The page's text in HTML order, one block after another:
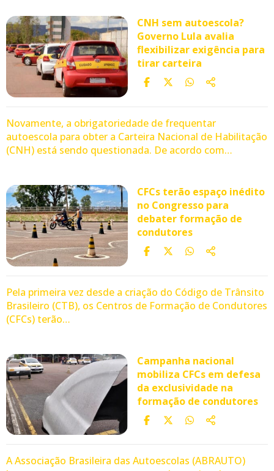
CNH sem autoescola?
Governo Lula avalia
flexibilizar exigência para
tirar carteira
Novamente, a obrigatoriedade de frequentar
autoescola para obter a Carteira Nacional de Habilitação
(CNH) está sendo questionada. De acordo com…
CFCs terão espaço inédito
no Congresso para
debater formação de
condutores
Pela primeira vez desde a criação do Código de Trânsito
Brasileiro (CTB), os Centros de Formação de Condutores
(CFCs) terão…
Campanha nacional
mobiliza CFCs em defesa
da exclusividade na
formação de condutores
A Associação Brasileira das Autoescolas (ABRAUTO)